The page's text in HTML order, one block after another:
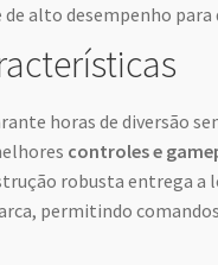
alto desempenho
horas de diversão
controles e
robusta entrega a
permitindo